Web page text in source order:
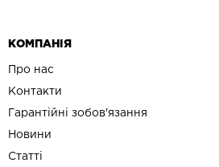
КОМПАНІЯ
Про нас
Контакти
Гарантійні зобов'язання
Новини
Статті